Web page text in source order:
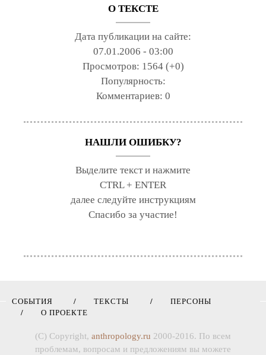
О ТЕКСТЕ
Дата публикации на сайте:
07.01.2006 - 03:00
Просмотров: 1564 (+0)
Популярность:
Комментариев: 0
НАШЛИ ОШИБКУ?
Выделите текст и нажмите
CTRL + ENTER
далее следуйте инструкциям
Спасибо за участие!
СОБЫТИЯ ТЕКСТЫ
ПЕРСОНЫ
О ПРОЕКТЕ
(C) Copyright, anthropology.ru 2000-2016. По всем
проблемам, вопросам и предложениям вы можете